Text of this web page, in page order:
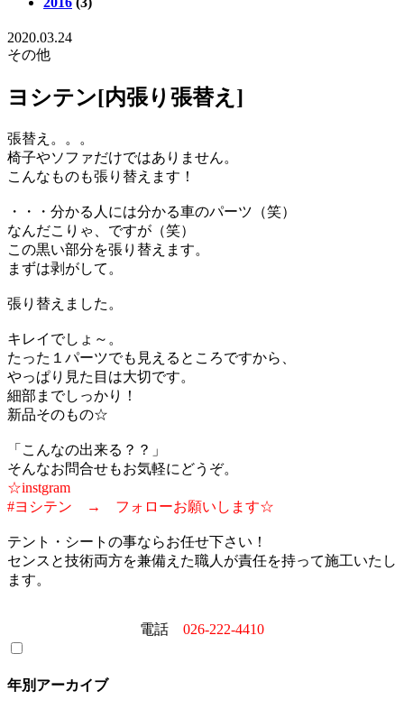
2020.03.24
その他
ヨシテン[内張り張替え]
張替え。。。
椅子やソファだけではありません。
こんなものも張り替えます！
・・・分かる人には分かる車のパーツ（笑）
なんだこりゃ、ですが（笑）
この黒い部分を張り替えます。
まずは剥がして。
張り替えました。
キレイでしょ～。
たった１パーツでも見えるところですから、
やっぱり見た目は大切です。
細部までしっかり！
新品そのもの☆
「こんなの出来る？？」
そんなお問合せもお気軽にどうぞ。
☆instgram
#ヨシテン → フォローお願いします☆
テント・シートの事ならお任せ下さい！
センスと技術両方を兼備えた職人が責任を持って施工いたし
ます。
電話 026-222-4410
年別アーカイブ